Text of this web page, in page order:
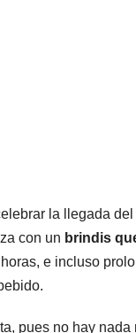
la llegada del
con un brindis
e incluso
pues no hay